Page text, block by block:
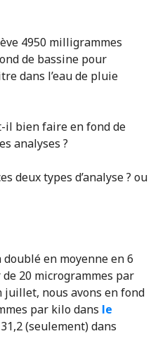
4950 milligrammes
de bassine pour
dans l’eau de pluie
il bien faire en fond de
analyses ?
deux types d’analyse ? ou
en moyenne en 6
20 microgrammes par
nous avons en fond
par kilo dans le
(seulement) dans